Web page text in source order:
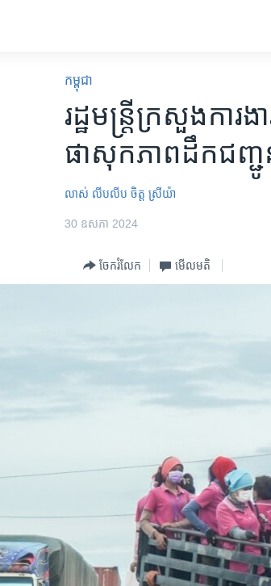
កម្ពុជា
រដ្ឋមន្រ្តី​ក្រសួង​ការ
ផាសុកភាព​ដឹក​ជញ្ជូ
លាស់ លីបលីប ចិត្ត ស្រីយ៉ា
30 ឧសភា 2024
ចែករំលែក មើល​មតិ